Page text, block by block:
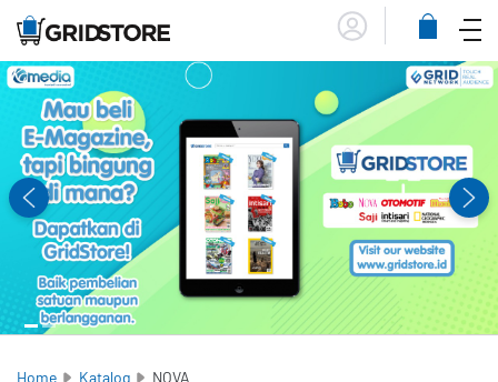
Lihat
Menu
Home Katalog NOVA